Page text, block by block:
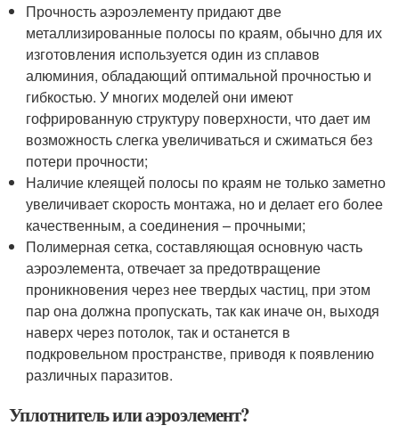
Прочность аэроэлементу придают две
металлизированные полосы по краям, обычно для их
изготовления используется один из сплавов
алюминия, обладающий оптимальной прочностью и
гибкостью. У многих моделей они имеют
гофрированную структуру поверхности, что дает им
возможность слегка увеличиваться и сжиматься без
потери прочности;
Наличие клеящей полосы по краям не только заметно
увеличивает скорость монтажа, но и делает его более
качественным, а соединения – прочными;
Полимерная сетка, составляющая основную часть
аэроэлемента, отвечает за предотвращение
проникновения через нее твердых частиц, при этом
пар она должна пропускать, так как иначе он, выходя
наверх через потолок, так и останется в
подкровельном пространстве, приводя к появлению
различных паразитов.
Уплотнитель или аэроэлемент?